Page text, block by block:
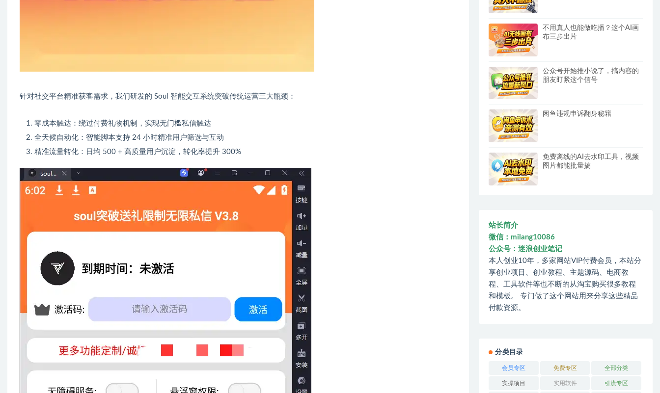
针对社交平台精准获客需求，我们研发的 Soul 智能交互系统突破传统运营三大瓶颈：
零成本触达：绕过付费礼物机制，实现无门槛私信触达
全天候自动化：智能脚本支持 24 小时精准用户筛选与互动
精准流量转化：日均 500 + 高质量用户沉淀，转化率提升 300%
不用真人也能做吃播？这个AI画
布三步出片
公众号开始推小说了，搞内容的
朋友盯紧这个信号
闲鱼违规申诉翻身秘籍
免费离线的AI去水印工具，视频
图片都能批量搞
站长简介
微信：milang10086
公众号：迷浪创业笔记
本人创业10年，多家网站VIP付费会员，本站分
享创业项目、创业教程、主题源码、电商教
程、工具软件等也不断的从淘宝购买很多教程
和模板。 专门做了这个网站用来分享这些精品
付款资源。
分类目录
会员专区 免费专区 全部分类
实操项目 实用软件 引流专区